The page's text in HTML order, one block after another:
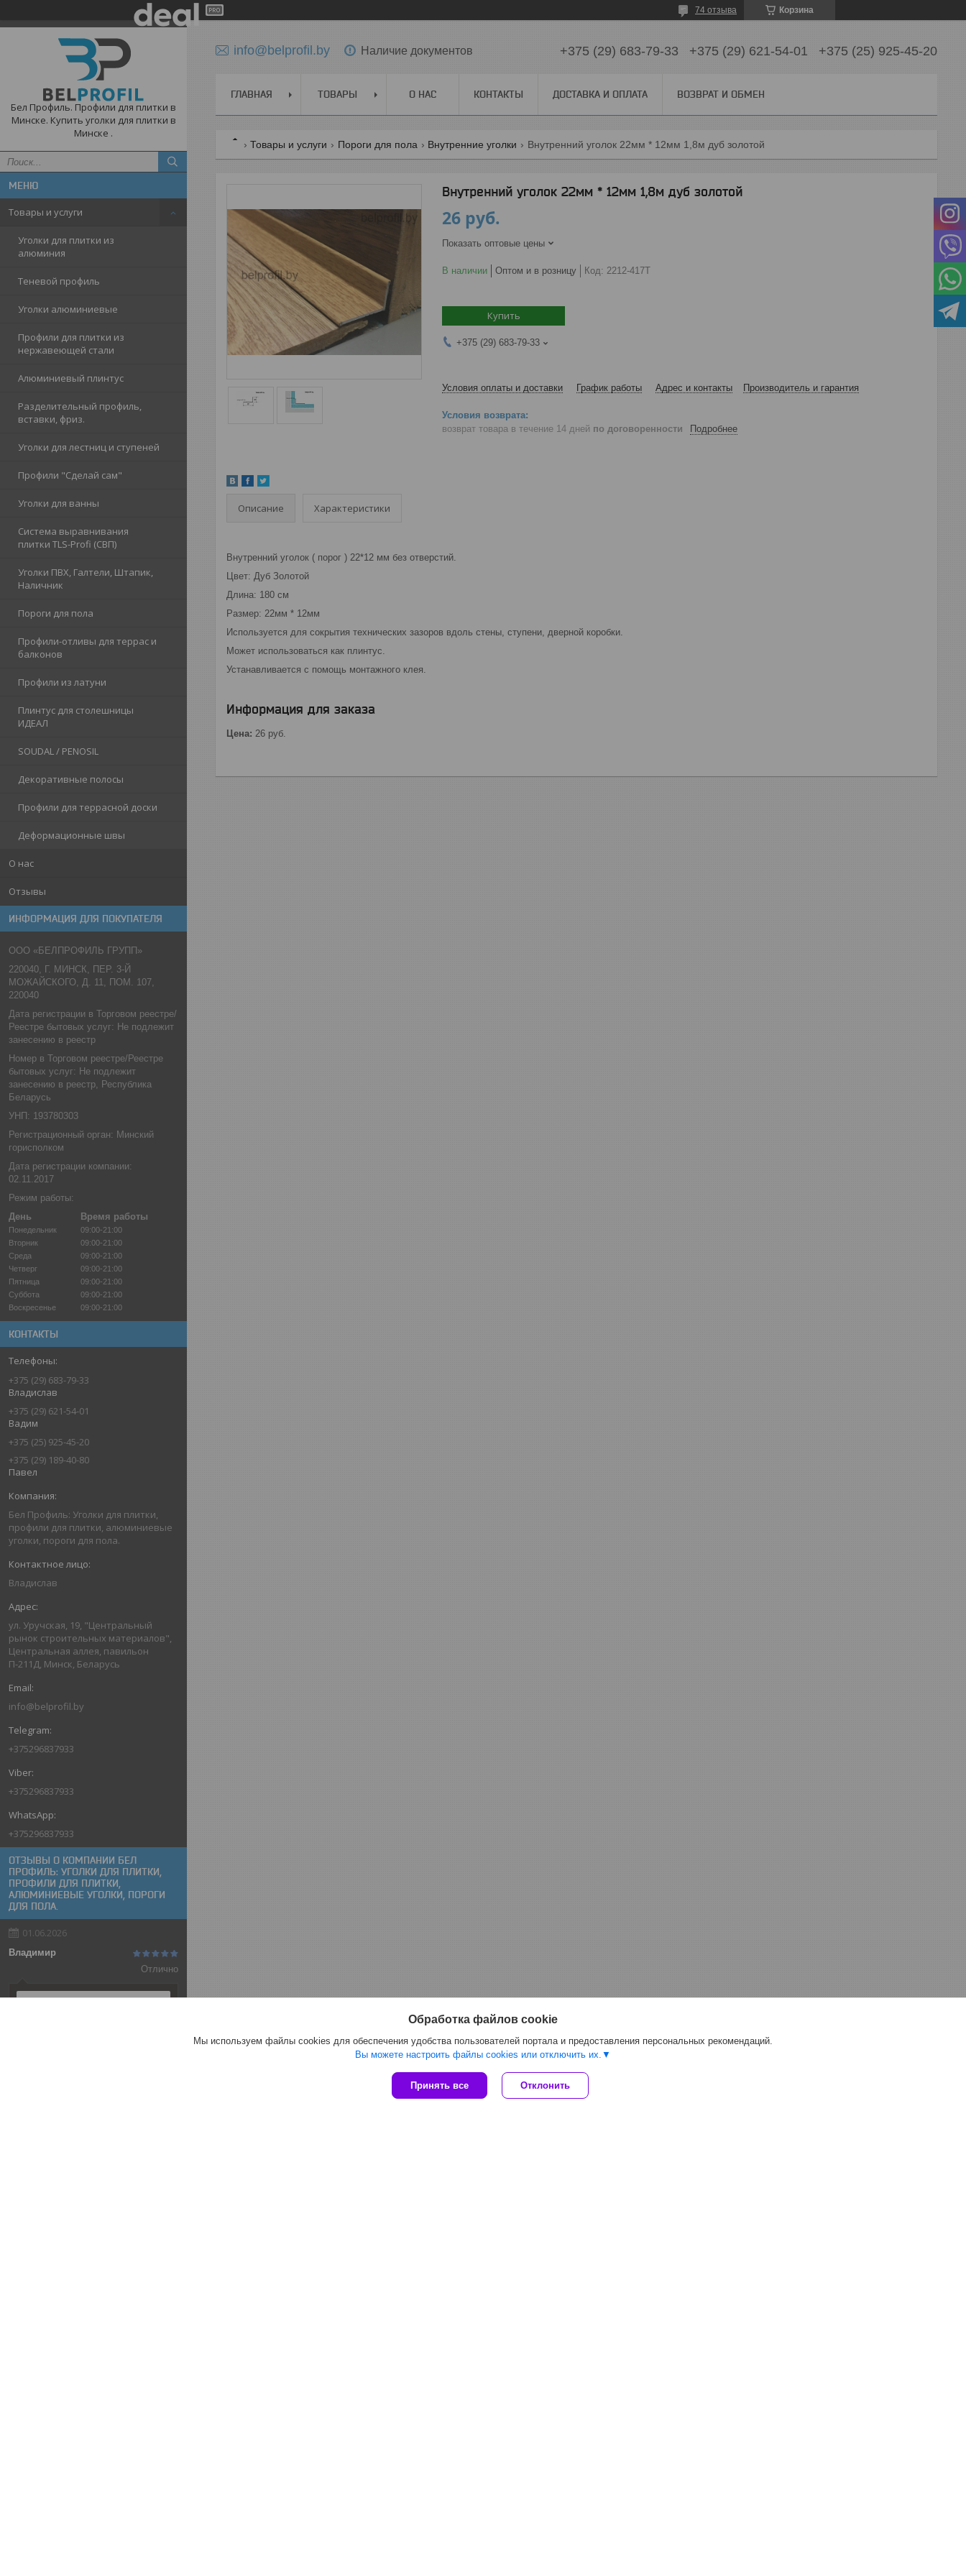
Корзина
74 отзыва
Бел Профиль. Профили для плитки в
Минске. Купить уголки для плитки в
Минске .
Товары и услуги
Уголки для плитки из
алюминия
Теневой профиль
Уголки алюминиевые
Профили для плитки из
нержавеющей стали
Алюминиевый плинтус
Разделительный профиль,
вставки, фриз.
Уголки для лестниц и ступеней
Профили "Сделай сам"
Уголки для ванны
Система выравнивания
плитки TLS-Profi (СВП)
Уголки ПВХ, Галтели, Штапик,
Наличник
Пороги для пола
Профили-отливы для террас и
балконов
Профили из латуни
Плинтус для столешницы
ИДЕАЛ
SOUDAL / PENOSIL
Декоративные полосы
Профили для террасной доски
Деформационные швы
О нас
Отзывы
ИНФОРМАЦИЯ ДЛЯ ПОКУПАТЕЛЯ
ООО «БЕЛПРОФИЛЬ ГРУПП»
220040, Г. МИНСК, ПЕР. 3-Й
МОЖАЙСКОГО, Д. 11, ПОМ. 107,
220040
Дата регистрации в Торговом реестре/
Реестре бытовых услуг: Не подлежит
занесению в реестр
Номер в Торговом реестре/Реестре
бытовых услуг: Не подлежит
занесению в реестр, Республика
Беларусь
УНП: 193780303
Регистрационный орган: Минский
горисполком
Дата регистрации компании:
02.11.2017
Режим работы:
День
Время работы
Понедельник
09:00-21:00
Вторник
09:00-21:00
Среда
09:00-21:00
Четверг
09:00-21:00
Пятница
09:00-21:00
Суббота
09:00-21:00
Воскресенье
09:00-21:00
КОНТАКТЫ
+375 (29) 683-79-33
Владислав
+375 (29) 621-54-01
Вадим
+375 (25) 925-45-20
+375 (29) 189-40-80
Павел
Бел Профиль: Уголки для плитки,
профили для плитки, алюминиевые
уголки, пороги для пола.
Владислав
ул. Уручская, 19, "Центральный
рынок строительных материалов",
Центральная аллея, павильон
П-211Д, Минск, Беларусь
info@belprofil.by
+375296837933
+375296837933
+375296837933
ОТЗЫВЫ О КОМПАНИИ БЕЛ
ПРОФИЛЬ: УГОЛКИ ДЛЯ ПЛИТКИ,
ПРОФИЛИ ДЛЯ ПЛИТКИ,
АЛЮМИНИЕВЫЕ УГОЛКИ, ПОРОГИ
ДЛЯ ПОЛА.
01.06.2026
Владимир
Отлично
info@belprofil.by Наличие документов +375 (29) 683-79-33 +375 (29) 621-54-01 +375 (25) 925-45-20
ГЛАВНАЯ ТОВАРЫ О НАС КОНТАКТЫ ДОСТАВКА И ОПЛАТА ВОЗВРАТ И ОБМЕН
Товары и услуги Пороги для пола Внутренние уголки Внутренний уголок 22мм * 12мм 1,8м дуб золотой
Внутренний уголок 22мм * 12мм 1,8м дуб золотой
26 руб.
Показать оптовые цены
В наличии Оптом и в розницу Код: 2212-417Т
Купить
+375 (29) 683-79-33
Условия оплаты и доставки График работы Адрес и контакты Производитель и гарантия
возврат товара в течение 14 дней по договоренности Подробнее
Описание Характеристики
Внутренний уголок ( порог ) 22*12 мм без отверстий.
Цвет: Дуб Золотой
Длина: 180 см
Размер: 22мм * 12мм
Используется для сокрытия технических зазоров вдоль стены, ступени, дверной коробки.
Может использоваться как плинтус.
Устанавливается с помощь монтажного клея.
Информация для заказа
Цена: 26 руб.
Обработка файлов cookie
Мы используем файлы cookies для обеспечения удобства пользователей портала и предоставления персональных рекомендаций.
Вы можете настроить файлы cookies или отключить их.
Принять все Отклонить